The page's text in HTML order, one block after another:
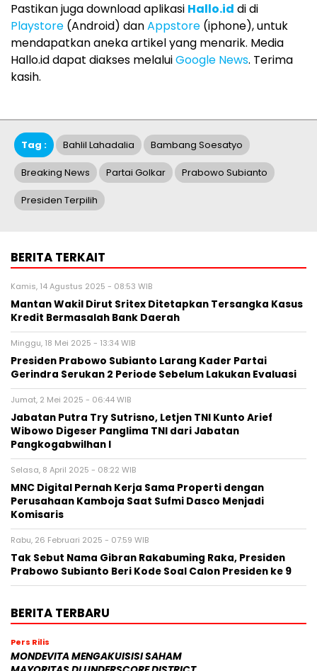
Pastikan juga download aplikasi Hallo.id di di
Playstore (Android) danAppstore (iphone), untuk
mendapatkan aneka artikel yang menarik. Media
Hallo.id dapat diakses melaluiGoogle News. Terima
kasih.
Tag : Bahlil Lahadalia Bambang Soesatyo
Breaking News Partai Golkar Prabowo Subianto
Presiden Terpilih
BERITA TERKAIT
Kamis, 14 Agustus 2025 - 08:53 WIB
Mantan Wakil Dirut Sritex Ditetapkan Tersangka Kasus
Kredit Bermasalah Bank Daerah
Minggu, 18 Mei 2025 - 13:34 WIB
Presiden Prabowo Subianto Larang Kader Partai
Gerindra Serukan 2 Periode Sebelum Lakukan Evaluasi
Jumat, 2 Mei 2025 - 06:44 WIB
Jabatan Putra Try Sutrisno, Letjen TNI Kunto Arief
Wibowo Digeser Panglima TNI dari Jabatan
Pangkogabwilhan I
Selasa, 8 April 2025 - 08:22 WIB
MNC Digital Pernah Kerja Sama Properti dengan
Perusahaan Kamboja Saat Sufmi Dasco Menjadi
Komisaris
Rabu, 26 Februari 2025 - 07:59 WIB
Tak Sebut Nama Gibran Rakabuming Raka, Presiden
Prabowo Subianto Beri Kode Soal Calon Presiden ke 9
BERITA TERBARU
Pers Rilis
MONDEVITA MENGAKUISISI SAHAM